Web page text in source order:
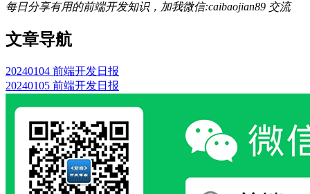
每日分享有用的前端开发知识，加我微信:caibaojian89 交流
文章导航
20240104 前端开发日报
20240105 前端开发日报